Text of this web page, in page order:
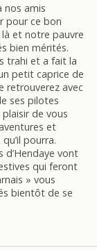
nos amis
pour ce bon
et notre pauvre
bien mérités.
trahi et a fait la
petit caprice de
retrouverez avec
ses pilotes
de vous
et
pourra.
d’Hendaye vont
qui feront
» vous
bientôt de se